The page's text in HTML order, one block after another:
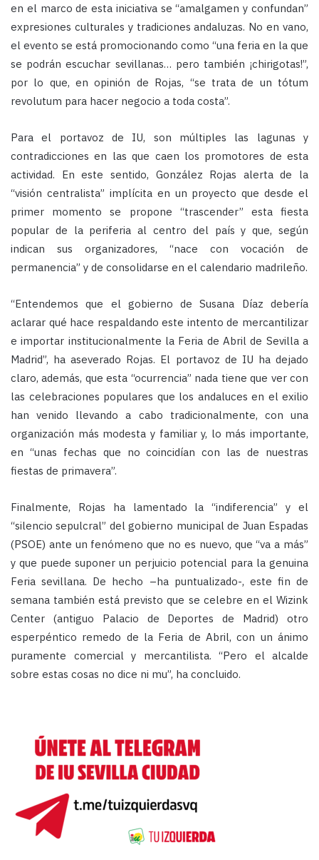
en el marco de esta iniciativa se “amalgamen y confundan”
expresiones culturales y tradiciones andaluzas. No en vano,
el evento se está promocionando como “una feria en la que
se podrán escuchar sevillanas… pero también ¡chirigotas!”,
por lo que, en opinión de Rojas, “se trata de un tótum
revolutum para hacer negocio a toda costa”.
Para el portavoz de IU, son múltiples las lagunas y
contradicciones en las que caen los promotores de esta
actividad. En este sentido, González Rojas alerta de la
“visión centralista” implícita en un proyecto que desde el
primer momento se propone “trascender” esta fiesta
popular de la periferia al centro del país y que, según
indican sus organizadores, “nace con vocación de
permanencia” y de consolidarse en el calendario madrileño.
“Entendemos que el gobierno de Susana Díaz debería
aclarar qué hace respaldando este intento de mercantilizar
e importar institucionalmente la Feria de Abril de Sevilla a
Madrid”, ha aseverado Rojas. El portavoz de IU ha dejado
claro, además, que esta “ocurrencia” nada tiene que ver con
las celebraciones populares que los andaluces en el exilio
han venido llevando a cabo tradicionalmente, con una
organización más modesta y familiar y, lo más importante,
en “unas fechas que no coincidían con las de nuestras
fiestas de primavera”.
Finalmente, Rojas ha lamentado la “indiferencia” y el
“silencio sepulcral” del gobierno municipal de Juan Espadas
(PSOE) ante un fenómeno que no es nuevo, que “va a más”
y que puede suponer un perjuicio potencial para la genuina
Feria sevillana. De hecho –ha puntualizado-, este fin de
semana también está previsto que se celebre en el Wizink
Center (antiguo Palacio de Deportes de Madrid) otro
esperpéntico remedo de la Feria de Abril, con un ánimo
puramente comercial y mercantilista. “Pero el alcalde
sobre estas cosas no dice ni mu”, ha concluido.